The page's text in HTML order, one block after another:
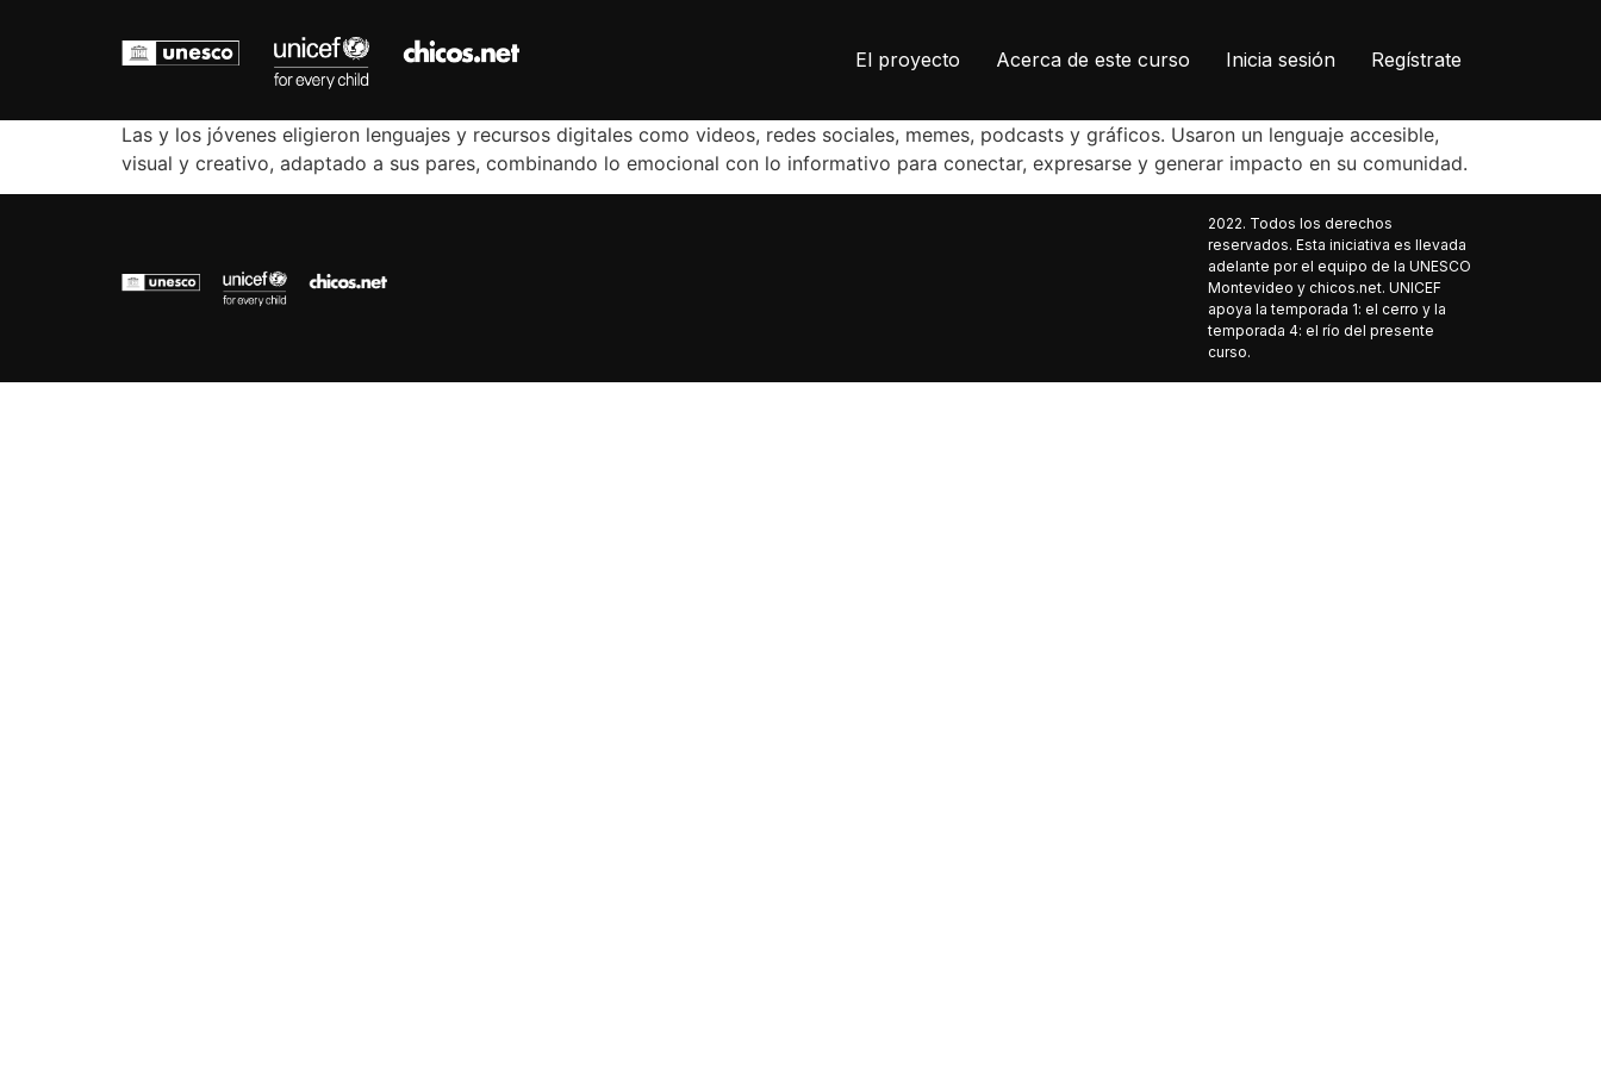
El proyecto Acerca de este curso Inicia sesión Regístrate
Las y los jóvenes eligieron lenguajes y recursos digitales como videos, redes sociales, memes, podcasts y gráficos. Usaron un lenguaje accesible,
visual y creativo, adaptado a sus pares, combinando lo emocional con lo informativo para conectar, expresarse y generar impacto en su comunidad.
2022. Todos los derechos
reservados. Esta iniciativa es llevada
adelante por el equipo de la UNESCO
Montevideo y chicos.net. UNICEF
apoya la temporada 1: el cerro y la
temporada 4: el río del presente
curso.